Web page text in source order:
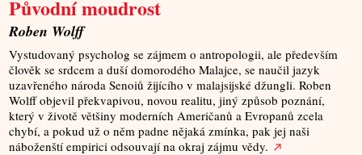
Původní moudrost
Roben Wolff
Vystudovaný psycholog se zájmem o antropologii, ale především
člověk se srdcem a duší domorodého Malajce, se naučil jazyk
uzavřeného národa Senoiů žijícího v malajsijské džungli. Roben
Wolff objevil překvapivou, novou realitu, jiný způsob poznání,
který v životě většiny moderních Američanů a Evropanů zcela
chybí, a pokud už o něm padne nějaká zmínka, pak jej naši
náboženští empirici odsouvají na okraj zájmu vědy.